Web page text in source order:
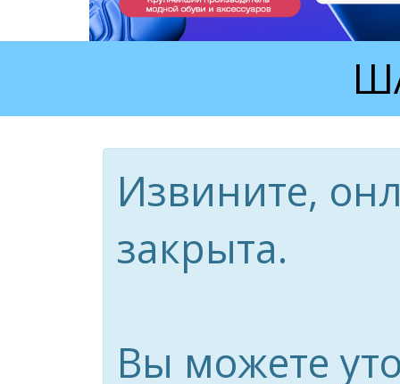
Извините,
закрыта.
Вы можете